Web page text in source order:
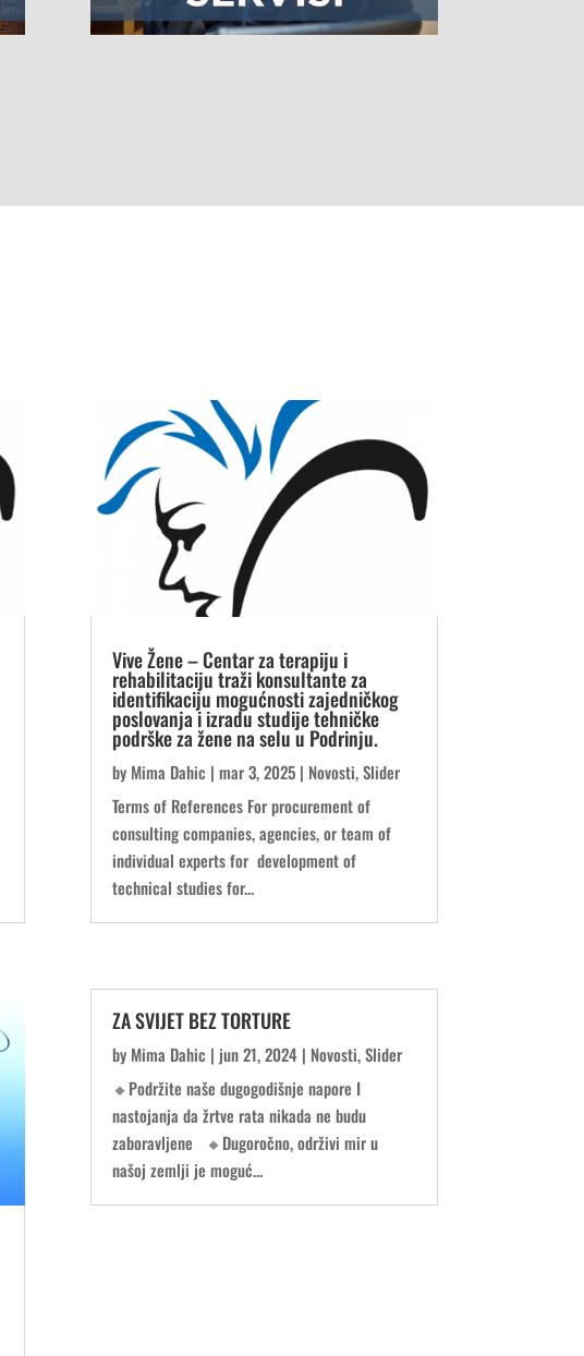
Vive Žene – Centar za terapiju i
rehabilitaciju traži konsultante za
identifikaciju mogućnosti zajedničkog
poslovanja i izradu studije tehničke
podrške za žene na selu u Podrinju.
by Mima Dahic | mar 3, 2025| Novosti,Slider
Terms of References For procurement of
consulting companies, agencies, or team of
individual experts for development of
technical studies for...
ZA SVIJET BEZ TORTURE
by Mima Dahic | jun 21, 2024| Novosti,Slider
🔸Podržite naše dugogodišnje napore I
nastojanja da žrtve rata nikada ne budu
zaboravljene 🔸Dugoročno, održivi mir u
našoj zemlji je moguć...